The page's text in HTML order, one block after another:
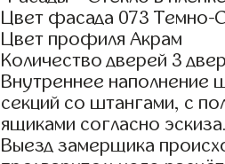
Цвет фасада 073 Темно-
Цвет профиля Акрам
Количество дверей 3
Внутреннее наполнение
секций со штангами, с
ящиками согласно эскиза.
Выезд замерщика